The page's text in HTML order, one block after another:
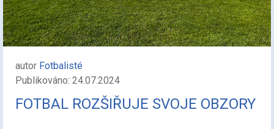
autor Fotbalisté
Publikováno: 24.07.2024
FOTBAL ROZŠIŘUJE SVOJE OBZORY